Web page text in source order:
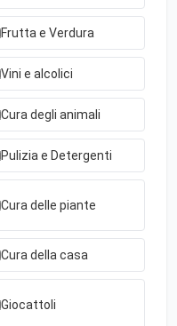
Frutta e Verdura
Vini e alcolici
Cura degli animali
Pulizia e Detergenti
Cura delle piante
Cura della casa
Giocattoli